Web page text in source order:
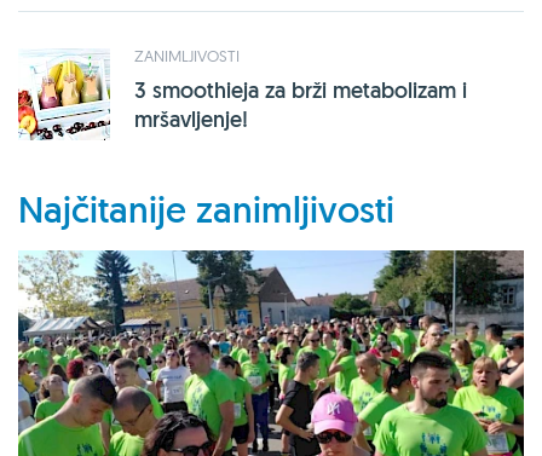
ZANIMLJIVOSTI
3 smoothieja za brži metabolizam i
mršavljenje!
Najčitanije zanimljivosti